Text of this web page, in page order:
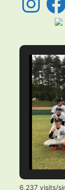
6,237 visits/